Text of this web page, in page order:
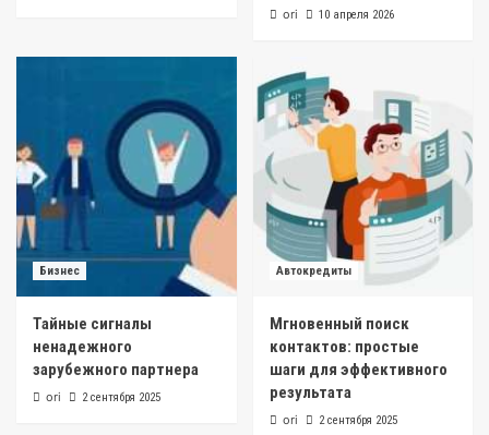
ori 10 апреля 2026
Бизнес
Тайные сигналы
ненадежного
зарубежного партнера
ori 2 сентября 2025
Автокредиты
Мгновенный поиск
контактов: простые
шаги для эффективного
результата
ori 2 сентября 2025